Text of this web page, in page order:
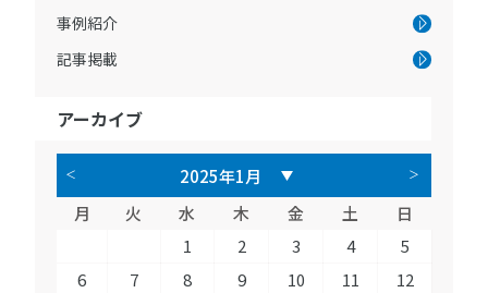
事例紹介
記事掲載
アーカイブ
月 火 水 木 金 土
日
1
2 3 4
5
6
7 8 9 10 11
12